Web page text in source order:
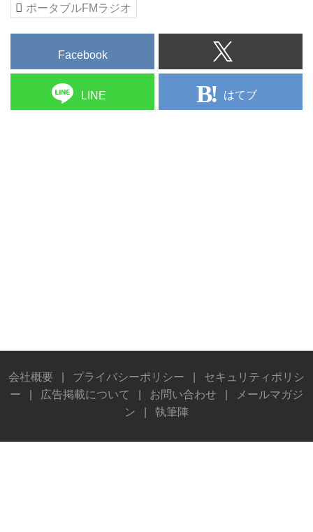
ポータブルFMラジオ
Facebook
LINE はてブ
会社概要 プライバシーポリシー
セキュリティポリシ
ー
広告掲載について お問い合わせ
メールマガジ
ン
執筆陣